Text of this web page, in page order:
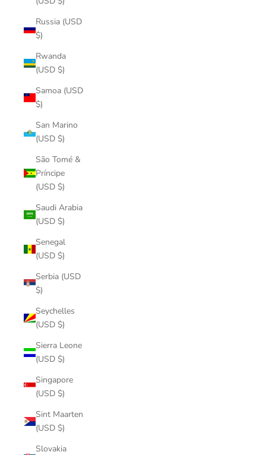
Russia (USD
$)
Rwanda
(USD $)
Samoa (USD
$)
San Marino
(USD $)
São Tomé &
Príncipe
(USD $)
Saudi Arabia
(USD $)
Senegal
(USD $)
Serbia (USD
$)
Seychelles
(USD $)
Sierra Leone
(USD $)
Singapore
(USD $)
Sint Maarten
(USD $)
Slovakia